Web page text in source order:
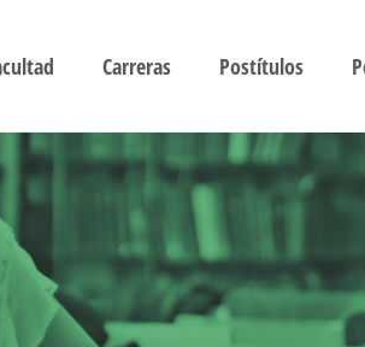
Carreras Postítulos